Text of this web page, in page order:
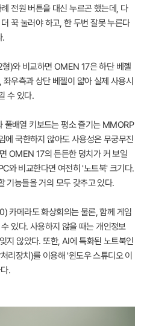
전원 버튼을 대신 누르곤 했는데, 다
꾹 눌러야 하고, 한 두번 잘못 누른다
.
)와 비교하면 OMEN 17은 하단 베젤
우측과 상단 베젤이 얇아 실제 사용시
수 있다.
배열 키보드는 평소 즐기는 MMORP
에 국한하지 않아도 사용성은 무궁무진
OMEN 17의 든든한 덩치가 커 보일
와 비교한다면 여전히 '노트북' 크기다.
기능들을 거의 모두 갖추고 있다.
카메라도 화상회의는 물론, 함께 게임
있다. 사용하지 않을 때는 개인정보
지 않았다. 또한, AI에 특화된 노트북인
리장치)를 이용해 '윈도우 스튜디오 이
.